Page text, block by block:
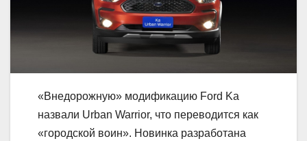
«Внедорожную» модификацию Ford Ka
назвали Urban Warrior, что переводится как
«городской воин». Новинка разработана